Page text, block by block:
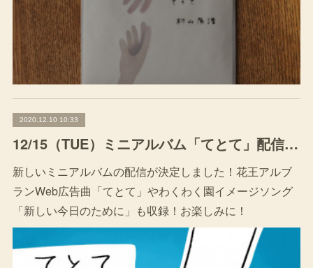
2020.12.10 10:33
12/15（TUE）ミニアルバム「てとて」配信決定
新しいミニアルバムの配信が決定しました！花王アルブ
ランWeb広告曲「てとて」やわくわく園イメージソング
「新しい今日のために」も収録！お楽しみに！